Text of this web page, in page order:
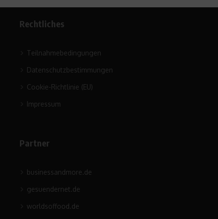
Rechtliches
Teilnahmebedingungen
Datenschutzbestimmungen
Cookie-Richtlinie (EU)
Impressum
Partner
businessandmore.de
gesuendernet.de
worldsoffood.de